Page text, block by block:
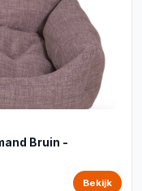
Bruin -
Bekijk